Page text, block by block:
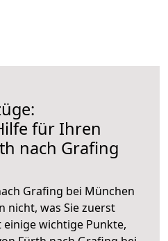
für Ihren
nach Grafing
Grafing bei München
nicht, was Sie zuerst
einige wichtige Punkte,